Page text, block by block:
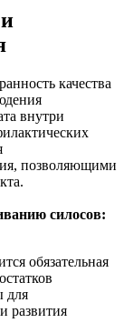
качества
внутри
позволяющими
силосов:
обязательная
для
развития